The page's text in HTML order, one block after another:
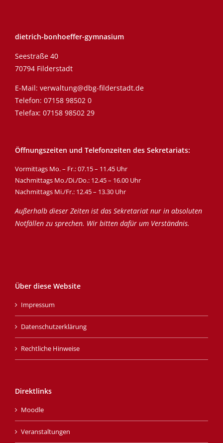
dietrich-bonhoeffer-gymnasium
Seestraße 40
70794 Filderstadt
E-Mail: verwaltung@dbg-filderstadt.de
Telefon: 07158 98502 0
Telefax: 07158 98502 29
Öffnungszeiten und Telefonzeiten des Sekretariats:
Vormittags Mo. – Fr.: 07.15 – 11.45 Uhr
Nachmittags Mo./Di./Do.: 12.45 – 16.00 Uhr
Nachmittags Mi./Fr.: 12.45 – 13.30 Uhr
Außerhalb dieser Zeiten ist das Sekretariat nur in absoluten
Notfällen zu sprechen. Wir bitten dafür um Verständnis.
Über diese Website
Impressum
Datenschutzerklärung
Rechtliche Hinweise
Direktlinks
Moodle
Veranstaltungen